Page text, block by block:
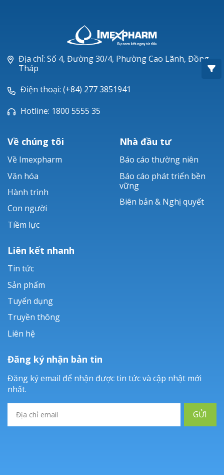
Piperacillin
Ticarlinat®
Zobacta®
Bacsulfo®
Địa chỉ: Số 4, Đường 30/4, Phường Cao Lãnh, Đồng
Tháp
Điện thoại: (+84) 277 3851941
Hotline: 1800 5555 35
Về chúng tôi
Về Imexpharm
Văn hóa
Hành trình
Con người
Tiềm lực
Nhà đầu tư
Báo cáo thường niên
Báo cáo phát triển bền
vững
Biên bản & Nghị quyết
Liên kết nhanh
Tin tức
Sản phẩm
Tuyển dụng
Truyền thông
Liên hệ
Đăng ký nhận bản tin
Đăng ký email để nhận được tin tức và cập nhật mới
nhất.
GỬI